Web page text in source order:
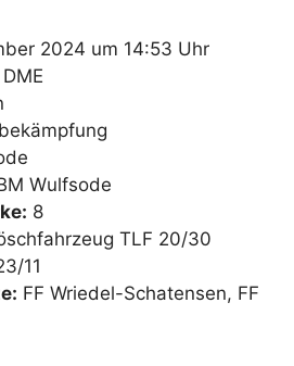
2024 um 14:53 Uhr
DME
Wulfsode
8
TLF 20/30
11
FF Wriedel-Schatensen, FF